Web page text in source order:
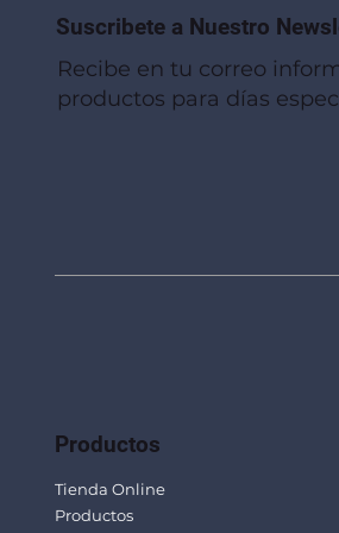
Suscribete a Nuestro
Recibe en tu correo
productos para días
Productos
Tienda Online
Productos